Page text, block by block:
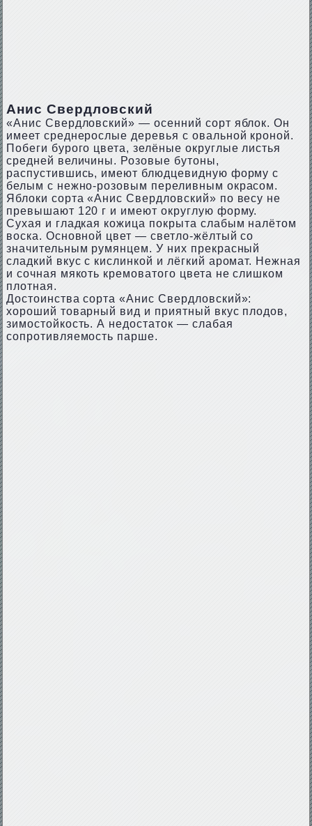
Анис Свердловский
«Анис Свердловский» — осенний сорт яблок. Он
имеет среднерослые деревья с овальной кроной.
Побеги бурого цвета, зелёные округлые листья
средней величины. Розовые бутоны,
распустившись, имеют блюдцевидную форму с
белым с нежно-розовым переливным окрасом.
Яблоки сорта «Анис Свердловский» по весу не
превышают 120 г и имеют округлую форму.
Сухая и гладкая кожица покрыта слабым налётом
воска. Основной цвет — светло-жёлтый со
значительным румянцем. У них прекрасный
сладкий вкус с кислинкой и лёгкий аромат. Нежная
и сочная мякоть кремоватого цвета не слишком
плотная.
Достоинства сорта «Анис Свердловский»:
хороший товарный вид и приятный вкус плодов,
зимостойкость. А недостаток — слабая
сопротивляемость парше.